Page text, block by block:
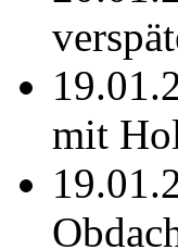
mit